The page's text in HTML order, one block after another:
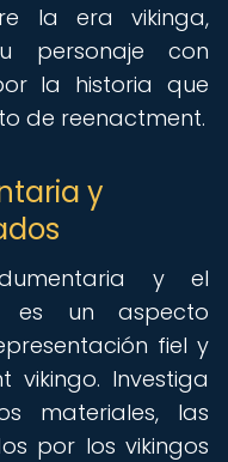
la era vikinga,
con
la historia que
de reenactment.
y
y el
es un aspecto
fiel y
vikingo. Investiga
materiales, las
por los vikingos